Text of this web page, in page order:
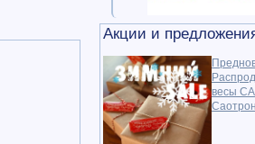
Акции и
весы
Саотрон